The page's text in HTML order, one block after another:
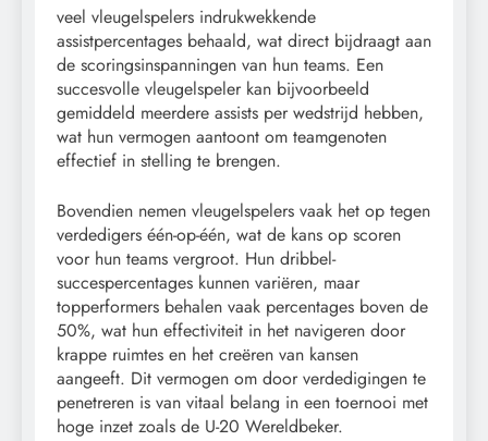
veel vleugelspelers indrukwekkende
assistpercentages behaald, wat direct bijdraagt aan
de scoringsinspanningen van hun teams. Een
succesvolle vleugelspeler kan bijvoorbeeld
gemiddeld meerdere assists per wedstrijd hebben,
wat hun vermogen aantoont om teamgenoten
effectief in stelling te brengen.
Bovendien nemen vleugelspelers vaak het op tegen
verdedigers één-op-één, wat de kans op scoren
voor hun teams vergroot. Hun dribbel-
succespercentages kunnen variëren, maar
topperformers behalen vaak percentages boven de
50%, wat hun effectiviteit in het navigeren door
krappe ruimtes en het creëren van kansen
aangeeft. Dit vermogen om door verdedigingen te
penetreren is van vitaal belang in een toernooi met
hoge inzet zoals de U-20 Wereldbeker.